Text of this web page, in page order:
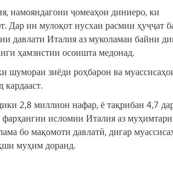
намояндагони ҷомеаҳои диниеро, ки
Дар ин мулоқот нусхаи расмии ҳуҷҷат
давлати Италия аз муколамаи байни
ҳамзистии осоишта медонад.
зиёди роҳбарон ва
2,8 миллион нафар, ё тақрибан 4,7
исломии Италия аз
бо мақомоти давлатӣ, дигар
муҳим доранд.